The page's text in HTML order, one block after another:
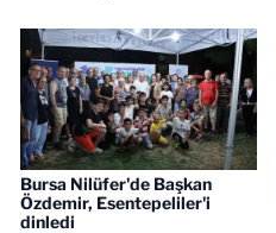
Bursa Nilüfer'de Başkan
Özdemir, Esentepeliler'i
dinledi